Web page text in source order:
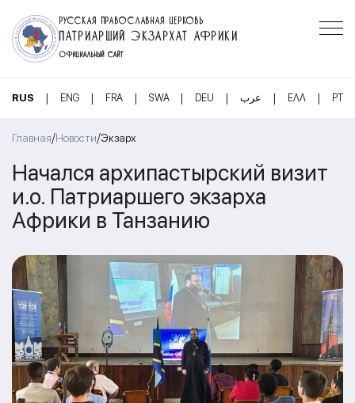
РУССКАЯ ПРАВОСЛАВНАЯ ЦЕРКОВЬ
ПАТРИАРШИЙ ЭКЗАРХАТ АФРИКИ
ОФИЦИАЛЬНЫЙ САЙТ
RUS | ENG | FRA | SWA | DEU | عرب | ΕΛΛ | PT
Главная/Новости/Экзарх
Начался архипастырский визит
и.о. Патриаршего экзарха
Африки в Танзанию